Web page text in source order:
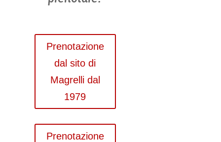
Prenotazione
dal sito di
Magrelli dal
1979
Prenotazione